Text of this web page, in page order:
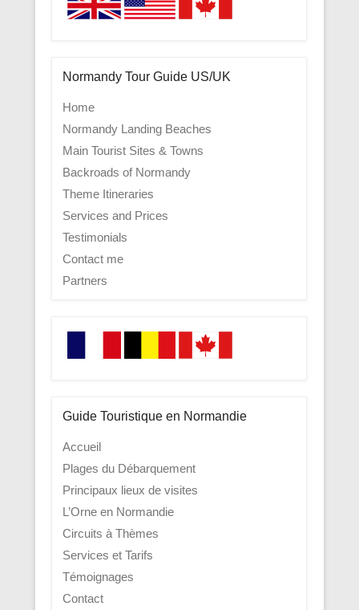
Normandy Tour Guide US/UK
Home
Normandy Landing Beaches
Main Tourist Sites & Towns
Backroads of Normandy
Theme Itineraries
Services and Prices
Testimonials
Contact me
Partners
Guide Touristique en Normandie
Accueil
Plages du Débarquement
Principaux lieux de visites
L’Orne en Normandie
Circuits à Thèmes
Services et Tarifs
Témoignages
Contact